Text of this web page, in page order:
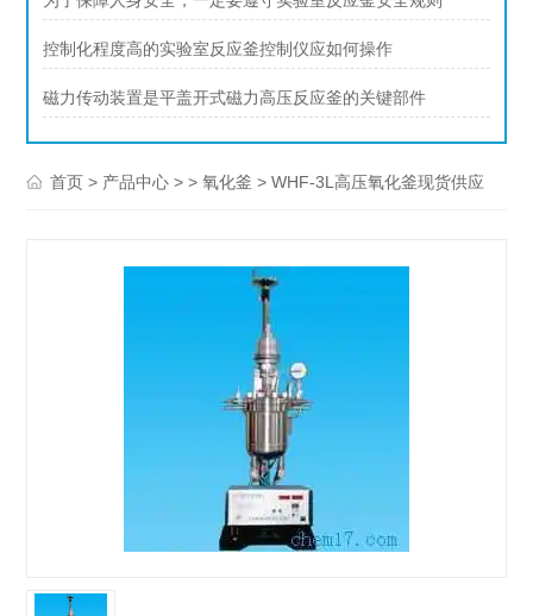
控制化程度高的实验室反应釜控制仪应如何操作
磁力传动装置是平盖开式磁力高压反应釜的关键部件
首页 > 产品中心 > >氧化釜 > WHF-3L高压氧化釜现货供应